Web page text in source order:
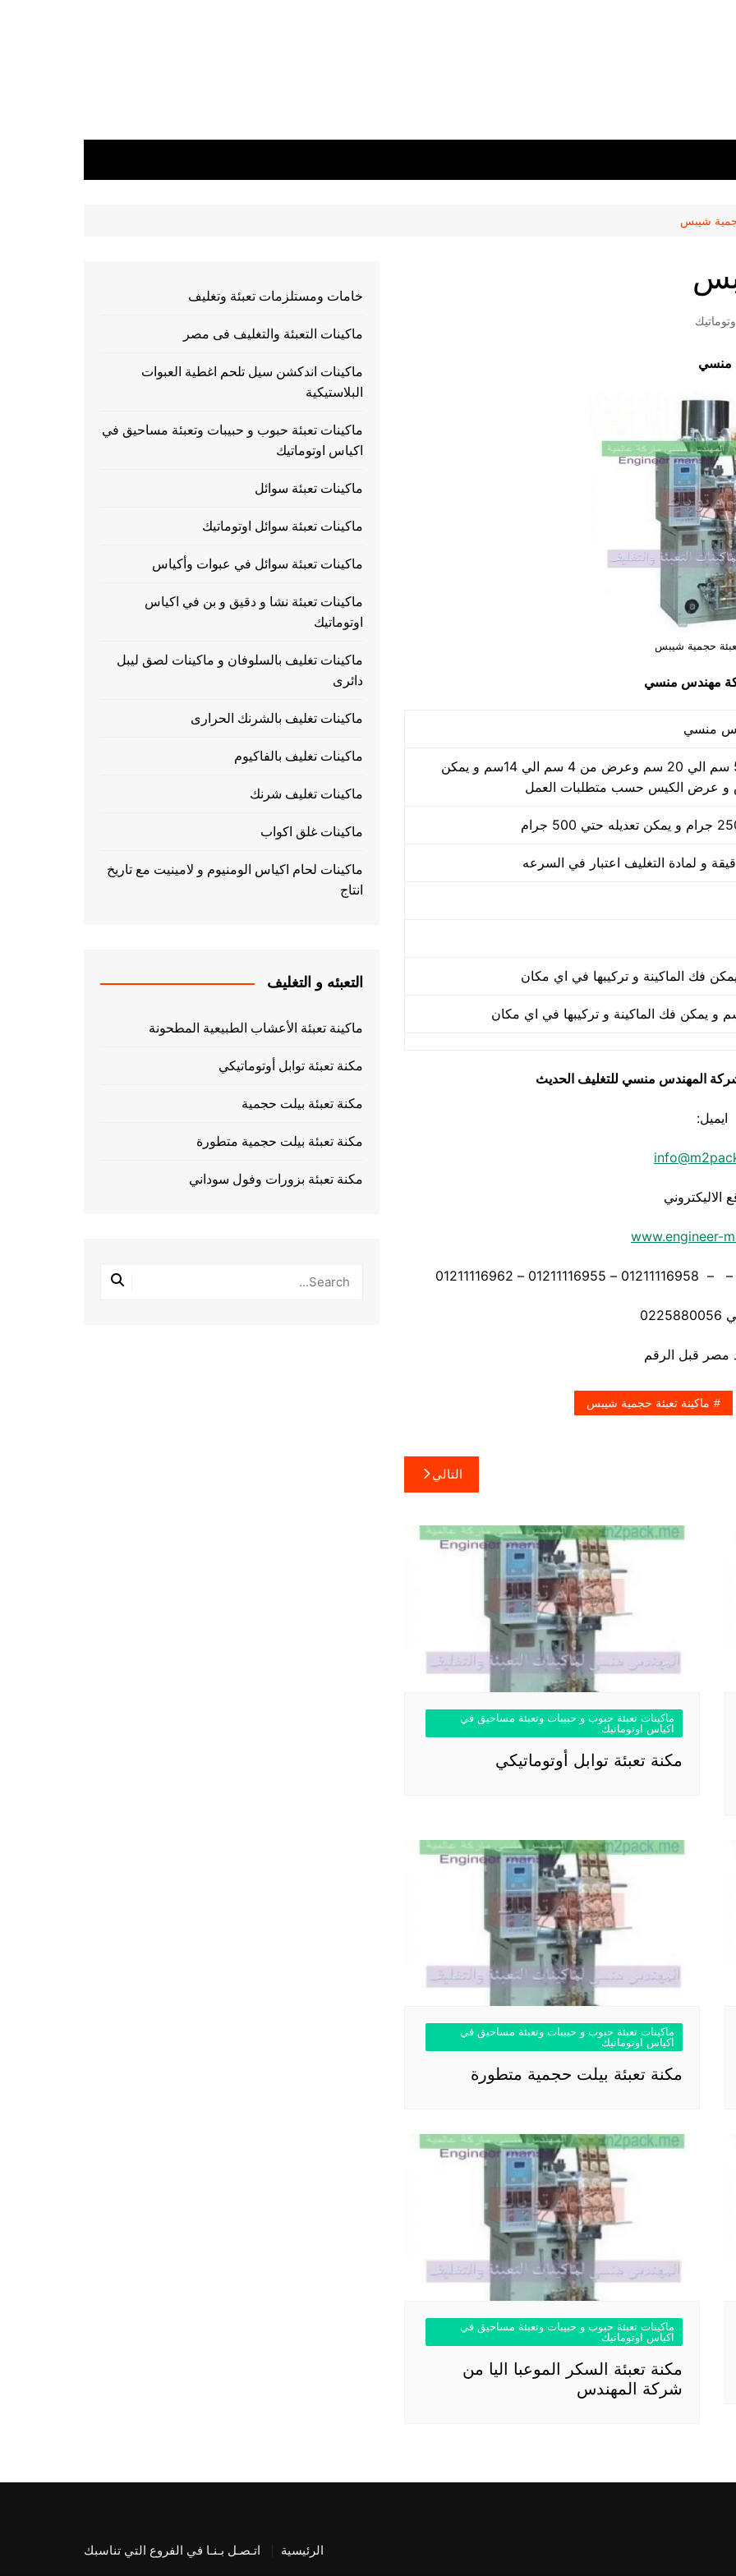
شيبس
منسي
حجمية شيبس
طول الكيس من 5 سم الي 20 سم وعرض من 4 سم الي 14سم و يمكن
و عرض الكيس حسب متطلبات العمل
شركة المهندس منسي للتغليف الحديث
ايميل:
الاليكتروني
www.engineer-
ماكينة تعبئة حجمية شيبس
التالي
ماكينات تعبئة حبوب و حبيبات وتعبئة مساحيق في
اكياس اوتوماتيك
مكنة تعبئة توابل أوتوماتيكي
ماكينات تعبئة حبوب و حبيبات وتعبئة مساحيق في
اكياس اوتوماتيك
مكنة تعبئة بيلت حجمية متطورة
ماكينات تعبئة حبوب و حبيبات وتعبئة مساحيق في
اكياس اوتوماتيك
مكنة تعبئة السكر الموعبا اليا من
شركة المهندس
خامات ومستلزمات تعبئة وتغليف
ماكينات التعبئة والتغليف فى مصر
ماكينات اندكشن سيل تلحم اغطية العبوات
البلاستيكية
ماكينات تعبئة حبوب و حبيبات وتعبئة مساحيق في
اكياس اوتوماتيك
ماكينات تعبئة سوائل
ماكينات تعبئة سوائل اوتوماتيك
ماكينات تعبئة سوائل في عبوات وأكياس
ماكينات تعبئة نشا و دقيق و بن في اكياس
اوتوماتيك
ماكينات تغليف بالسلوفان و ماكينات لصق ليبل
دائرى
ماكينات تغليف بالشرنك الحرارى
ماكينات تغليف بالفاكيوم
ماكينات تغليف شرنك
ماكينات غلق اكواب
ماكينات لحام اكياس الومنيوم و لامينيت مع تاريخ
انتاج
التعبئه و التغليف
ماكينة تعبئة الأعشاب الطبيعية المطحونة
مكنة تعبئة توابل أوتوماتيكي
مكنة تعبئة بيلت حجمية
مكنة تعبئة بيلت حجمية متطورة
مكنة تعبئة بزورات وفول سوداني
الرئيسية اتـصـل بـنـا في الفروع التي تناسبك